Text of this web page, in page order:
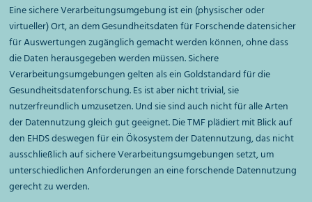
Eine sichere Verarbeitungsumgebung ist ein (physischer oder
virtueller) Ort, an dem Gesundheitsdaten für Forschende datensicher
für Auswertungen zugänglich gemacht werden können, ohne dass
die Daten herausgegeben werden müssen. Sichere
Verarbeitungsumgebungen gelten als ein Goldstandard für die
Gesundheitsdatenforschung. Es ist aber nicht trivial, sie
nutzerfreundlich umzusetzen. Und sie sind auch nicht für alle Arten
der Datennutzung gleich gut geeignet. Die TMF plädiert mit Blick auf
den EHDS deswegen für ein Ökosystem der Datennutzung, das nicht
ausschließlich auf sichere Verarbeitungsumgebungen setzt, um
unterschiedlichen Anforderungen an eine forschende Datennutzung
gerecht zu werden.